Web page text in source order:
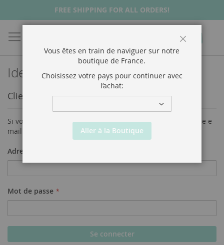
FREE SHIPPING FOR ALL ORDERS!
Chercher
Identifiant client
Clients enregistrés
Si vous avez un compte, connectez-vous avec votre adresse e-
mail.
Adresse électronique
Mot de passe
Se connecter
Vous êtes en train de naviguer sur notre
boutique de France.
Choisissez votre pays pour continuer avec
l’achat:
Aller à la Boutique